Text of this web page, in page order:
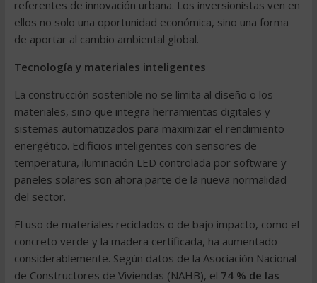
referentes de innovación urbana. Los inversionistas ven en
ellos no solo una oportunidad económica, sino una forma
de aportar al cambio ambiental global.
Tecnología y materiales inteligentes
La construcción sostenible no se limita al diseño o los
materiales, sino que integra herramientas digitales y
sistemas automatizados para maximizar el rendimiento
energético. Edificios inteligentes con sensores de
temperatura, iluminación LED controlada por software y
paneles solares son ahora parte de la nueva normalidad
del sector.
El uso de materiales reciclados o de bajo impacto, como el
concreto verde y la madera certificada, ha aumentado
considerablemente. Según datos de la Asociación Nacional
de Constructores de Viviendas (NAHB), el 74 % de las